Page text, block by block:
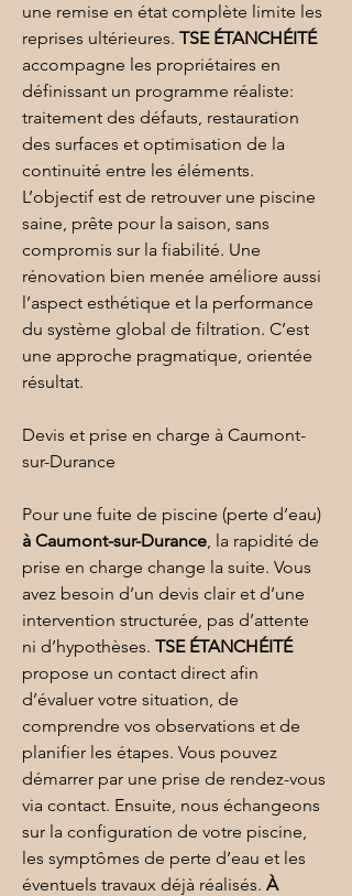
une remise en état complète limite les
reprises ultérieures. TSE ÉTANCHÉITÉ
accompagne les propriétaires en
définissant un programme réaliste:
traitement des défauts, restauration
des surfaces et optimisation de la
continuité entre les éléments.
L’objectif est de retrouver une piscine
saine, prête pour la saison, sans
compromis sur la fiabilité. Une
rénovation bien menée améliore aussi
l’aspect esthétique et la performance
du système global de filtration. C’est
une approche pragmatique, orientée
résultat.
Devis et prise en charge à Caumont-
sur-Durance
Pour une fuite de piscine (perte d’eau)
à Caumont-sur-Durance, la rapidité de
prise en charge change la suite. Vous
avez besoin d’un devis clair et d’une
intervention structurée, pas d’attente
ni d’hypothèses. TSE ÉTANCHÉITÉ
propose un contact direct afin
d’évaluer votre situation, de
comprendre vos observations et de
planifier les étapes. Vous pouvez
démarrer par une prise de rendez-vous
via contact. Ensuite, nous échangeons
sur la configuration de votre piscine,
les symptômes de perte d’eau et les
éventuels travaux déjà réalisés. À